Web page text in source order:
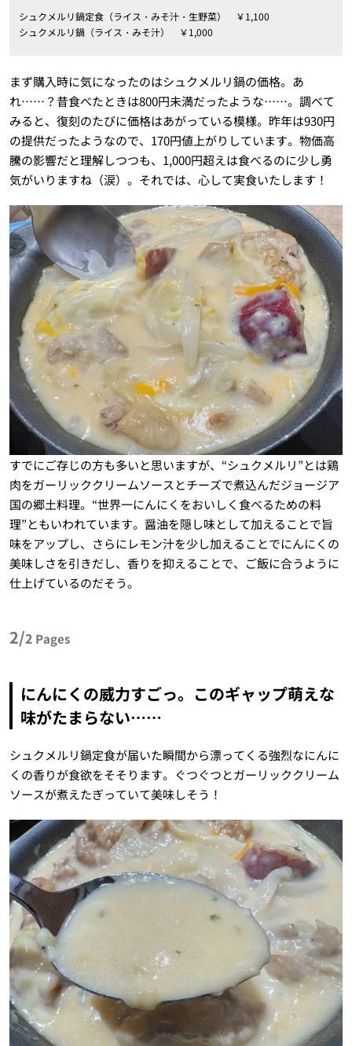
シュクメルリ鍋定食（ライス・みそ汁・生野菜） ￥1,100
シュクメルリ鍋（ライス・みそ汁） ￥1,000
まず購入時に気になったのはシュクメルリ鍋の価格。あ
れ……？昔食べたときは800円未満だったような……。調べて
みると、復刻のたびに価格はあがっている模様。昨年は930円
の提供だったようなので、170円値上がりしています。物価高
騰の影響だと理解しつつも、1,000円超えは食べるのに少し勇
気がいりますね（涙）。それでは、心して実食いたします！
すでにご存じの方も多いと思いますが、“シュクメルリ”とは鶏
肉をガーリッククリームソースとチーズで煮込んだジョージア
国の郷土料理。“世界一にんにくをおいしく食べるための料
理”ともいわれています。醤油を隠し味として加えることで旨
味をアップし、さらにレモン汁を少し加えることでにんにくの
美味しさを引きだし、香りを抑えることで、ご飯に合うように
仕上げているのだそう。
2/2 Pages
にんにくの威力すごっ。このギャップ萌えな
味がたまらない……
シュクメルリ鍋定食が届いた瞬間から漂ってくる強烈なにんに
くの香りが食欲をそそります。ぐつぐつとガーリッククリーム
ソースが煮えたぎっていて美味しそう！